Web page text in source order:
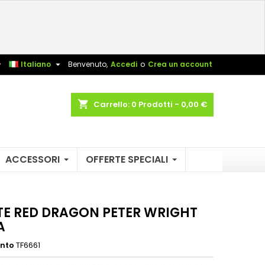
Benvenuto, Accedi o Crea un account
Italiano 
shopping_cart Carrello: 0 Prodotti - 0,00 €
ACCESSORI OFFERTE SPECIALI
RED DRAGON PETER WRIGHT
TF6661